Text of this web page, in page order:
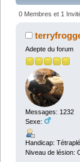
0 Membres et 1
Adepte du forum
Messages: 1232
Sexe:
Handicap:
Niveau de lésion: